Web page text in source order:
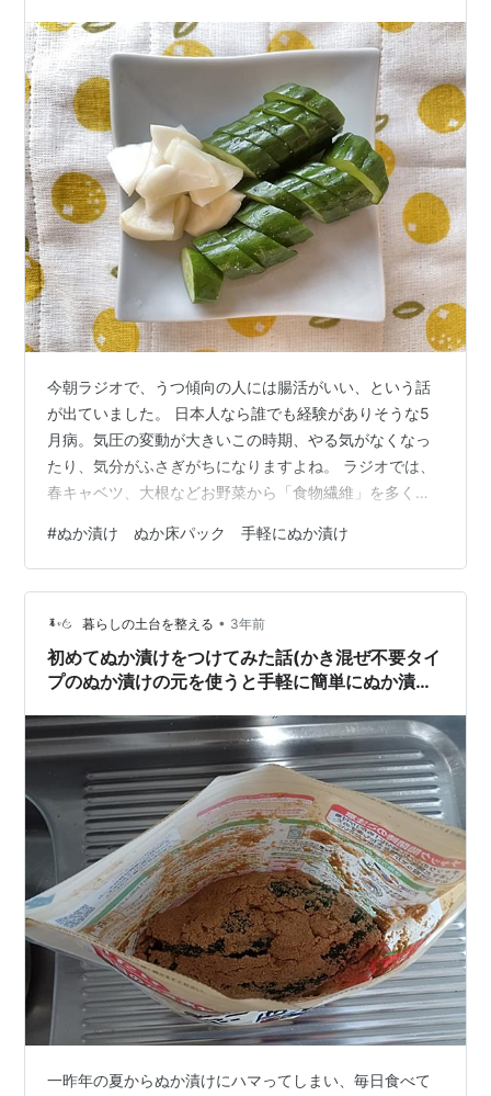
今朝ラジオで、うつ傾向の人には腸活がいい、という話
が出ていました。 日本人なら誰でも経験がありそうな5
月病。気圧の変動が大きいこの時期、やる気がなくなっ
たり、気分がふさぎがちになりますよね。 ラジオでは、
春キャベツ、大根などお野菜から「食物繊維」を多く摂
た。 そういえば、4月に入り突然「ぬか漬け食べたい」
と思い立ち、近くの無印に行き、「発酵ぬかどこ」を買
ってきました。 www.muji.com 1からぬか床を育てたこと
もありました。何度も挫折しては、また挑戦を繰り返し
ている内に、「冷蔵庫で保存、かき混ぜるのは週1回だ
け」のような袋に入ったぬか床が…
#ぬか漬け ぬか床パック 手軽にぬか漬け
暮らしの土台を整える • 3年前
初めてぬか漬けをつけてみた話(かき混ぜ不要タイ
プのぬか漬けの元を使うと手軽に簡単にぬか漬け
一昨年の夏からぬか漬けにハマってしまい、毎日食べて